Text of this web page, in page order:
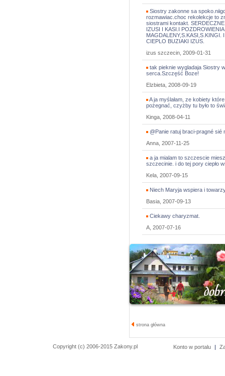
Siostry zakonne sa
rozmawiac.choc rekolekcje to
siostrami kontakt.
IZUSI I KASI.I
CIEPLO BUZIAKI IZUS.
izus szczecin, 2009-01-31
tak pieknie wygladaja Siostry
serca.Szczęść Boze!
Elzbieta, 2008-09-19
A ja myślałam, ze kobiety
pożegnać, czyżby tu było to
Kinga, 2008-04-11
@Panie ratuj braci-pragné sié
Anna, 2007-11-25
a ja mialam to szczescie
szczecinie. i do tej pory ciepło
Kela, 2007-09-15
Niech Maryja wspiera i
Basia, 2007-09-13
Ciekawy charyzmat.
A, 2007-07-16
strona główna
Copyright (c) 2006-2015 Zakony.pl Konto w portalu |